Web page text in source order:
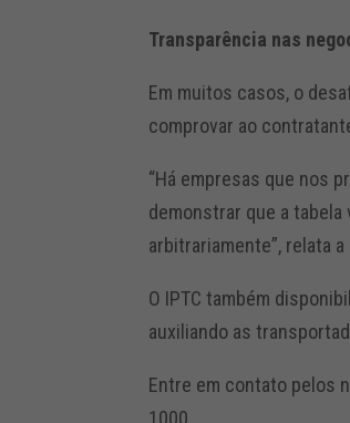
Transparência nas
Em muitos casos, o
comprovar ao
“Há empresas que nos
demonstrar que a
arbitrariamente”, relata
O IPTC também
auxiliando as
Entre em contato pelos
1000.